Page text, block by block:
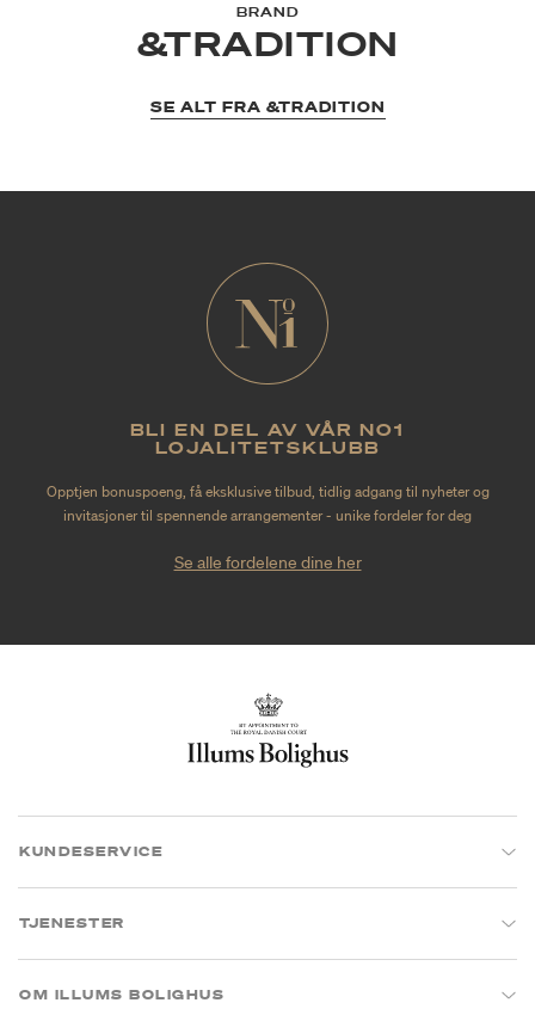
BRAND
&TRADITION
SE ALT FRA &TRADITION
BLI EN DEL AV VÅR NO1
LOJALITETSKLUBB
Opptjen bonuspoeng, få eksklusive tilbud, tidlig adgang til nyheter og
invitasjoner til spennende arrangementer - unike fordeler for deg
Se alle fordelene dine her
KUNDESERVICE
TJENESTER
OM ILLUMS BOLIGHUS